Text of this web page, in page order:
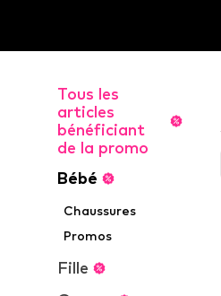
Tous les
articles
bénéficiant
de la promo
Bébé
Chaussures
Promos
Fille